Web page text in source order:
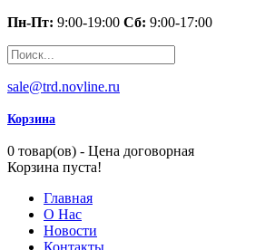
Пн-Пт: 9:00-19:00 Сб: 9:00-17:00
sale@trd.novline.ru
Корзина
0 товар(ов) - Цена договорная
Корзина пуста!
Главная
О Нас
Новости